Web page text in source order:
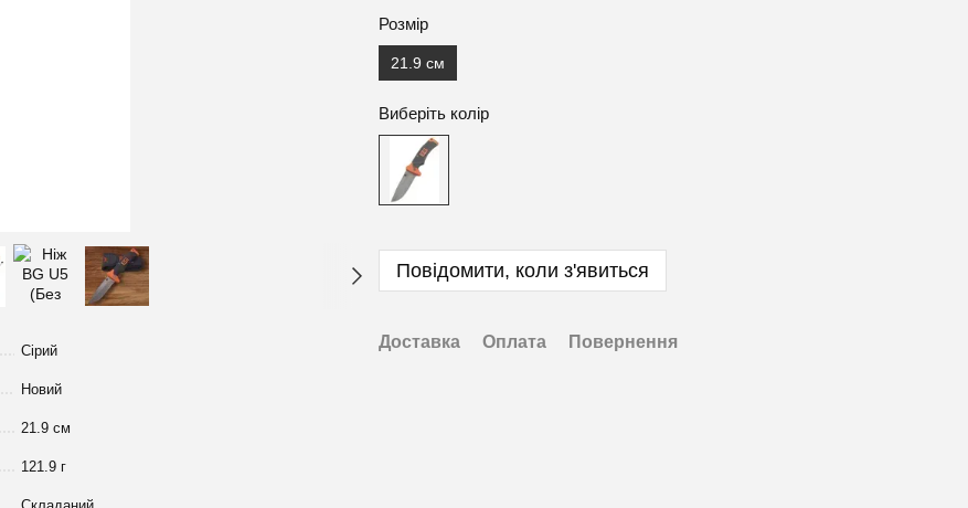
Сірий
Новий
21.9 см
121.9 г
Розмір
21.9 см
Виберіть колір
Повідомити, коли з'явиться
Доставка Оплата Повернення